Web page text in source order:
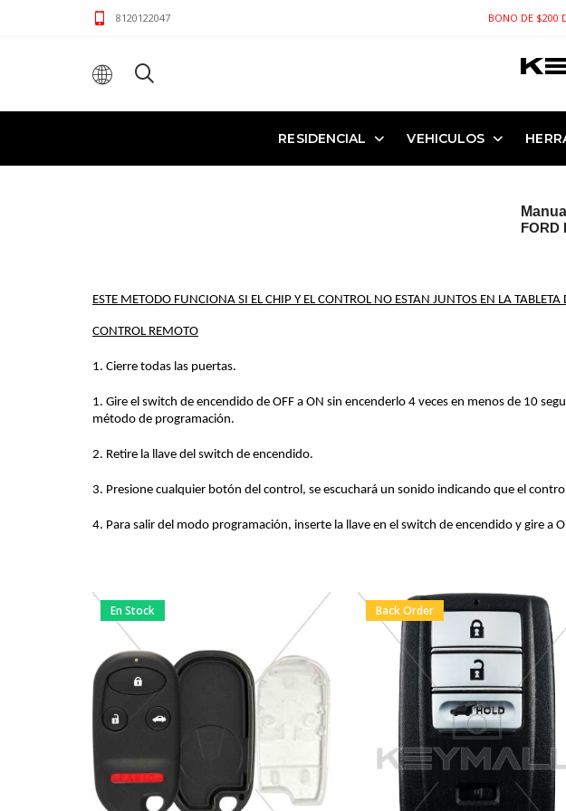
8120122047 BONO DE $200
RESIDENCIAL VEHICULOS
FORD
ESTE METODO FUNCIONA SI EL CHIP Y EL CONTROL NO ESTAN JUNTOS EN LA TABLETA
CONTROL REMOTO
1. Cierre todas las puertas.
1. Gire el switch de encendido de OFF a ON sin encenderlo 4 veces en menos de 10
método de programación.
2. Retire la llave del switch de encendido.
3. Presione cualquier botón del control, se escuchará un sonido indicando que el
4. Para salir del modo programación, inserte la llave en el switch de encendido y gire a
En Stock Back Order